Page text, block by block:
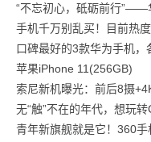
保卫
战！
商汤
“不忘初心，砥砺前行”——
手机千万别乱买！目前热
口碑最好的3款华为手机，
苹果iPhone 11(256GB)
索尼新机曝光：前后8摄
无“触”不在的年代，想玩
青年新旗舰就是它！360手